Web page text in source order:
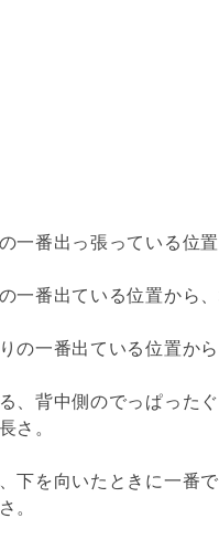
一番出っ張っている位
一番出ている位置から
の一番出ている位置か
、背中側のでっぱった
さ。
下を向いたときに一番
。